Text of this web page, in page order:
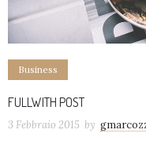
Business
FULLWITH POST
3 Febbraio 2015 by